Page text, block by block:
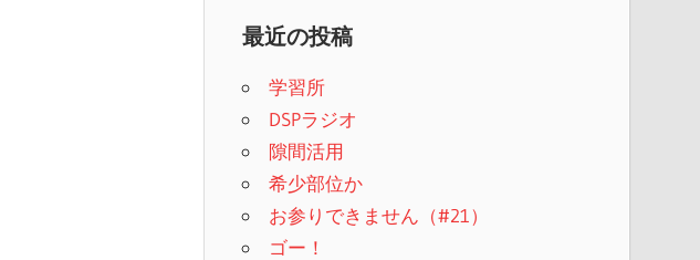
最近の投稿
学習所
DSPラジオ
隙間活用
希少部位か
お参りできません（#21）
ゴー！